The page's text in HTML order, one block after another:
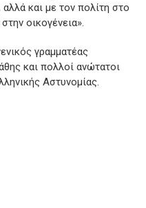
και με τον πολίτη στο
οικογένεια».
γραμματέας
και πολλοί ανώτατοι
Αστυνομίας.